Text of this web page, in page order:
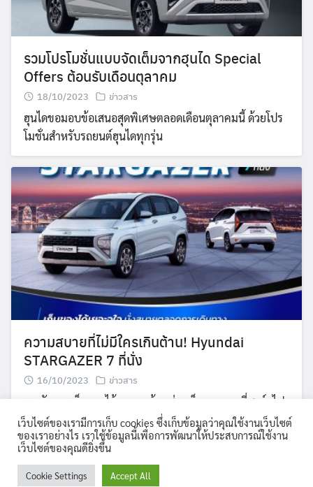
รวมโปรโมชั่นแบบจัดเต็มจากฮุนได Special
Offers ต้อนรับเดือนตุลาคม
18/10/2023 ข่าวสาร
ฮุนไดขอมอบข้อเสนอสุดพิเศษตลอดเดือนตุลาคมนี้ ด้วยโปร
โมชั่นสำหรับรถยนต์ฮุนไดทุกรุ่น
ความสบายที่ไม่มีใครเกินต้าน! Hyundai
STARGAZER 7 ที่นั่ง
16/10/2023 ข่าวสาร
รองรับการเก็บของได้เยอะ พร้อมช่องเก็บของและที่ชาร์จไฟ
ให้คุณเดินทางได้แบบสะดวกสบาย ไม่มีเบื่อ
เว็บไซต์ของเรามีการเก็บ cookies ซึ่งเก็บข้อมูลว่าคุณใช้งานเว็บไซต์
ของเราอย่างไร เราใช้ข้อมูลนี้เพื่อการพัฒนาให้ประสบการณ์ใช้งาน
เว็บไซต์ของคุณดียิ่งขึ้น
Cookie Settings Accept All